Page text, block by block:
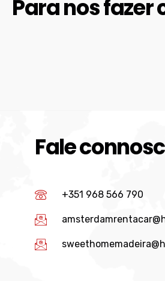
Para nos fazer
Fale
+351 968 566 790